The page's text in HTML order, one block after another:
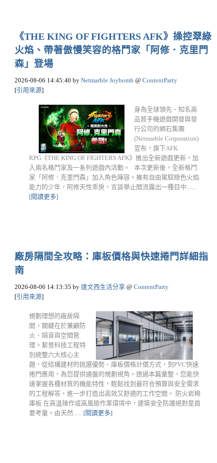
《THE KING OF FIGHTERS AFK》操控翠綠
火焰、帶著傲慢笑容的格鬥家「阿修．克里門
森」登場
2026-08-06 14:45:40 by Netmarble Joybomb @ ContentParty
[引用來源]
身為全球領先、知名高
品質手機遊戲開發與發
行公司的網石集團
(Netmarble Corporation)
宣布，旗下AFK
RPG《THE KING OF FIGHTERS AFK》推出全新遊戲更新，加
入兩名格鬥家及一系列遊戲內活動。 本次更新後，全新格鬥
家「阿修．克里門森」加入角色陣容。擁有自由駕馭綠色火焰
能力的少年，阿修天性乖戾，言談舉止間流露出一種目中......
[閱讀更多]
廠房隔間全攻略：庫板價格與快速捲門詳細指
南
2026-08-06 14:13:35 by 達文西生活分享 @ ContentParty
[引用來源]
規劃理想的廠房隔
間，關鍵在於兼顧防
火、隔音與空間管
理。絜普科技工程特
別統整六大核心主
題，從結構建材的挑選優勢、庫板價格計價方式，到PVC快速
捲門應用，為您提供通盤的規劃視角。透過本篇彙整，您能快
速掌握各種材質的機能特性，輕鬆找到最符合預算與安全需求
的工程解答，進一步打造出高效又舒適的工作空間。 防火岩棉
庫板 在高溫操作或高風險作業環境中，建築安全防護絕對是首
要考量。由天然...... [閱讀更多]